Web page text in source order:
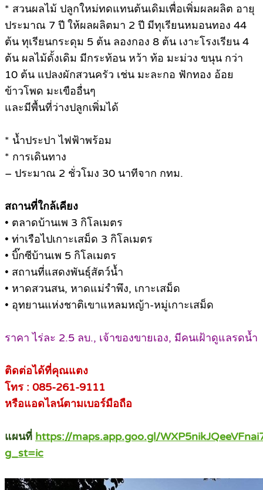
* สวนผลไม้ ปลูกใหม่ทดแทนต้นเดิมเพื่อเพิ่มผลผลิต อายุ
ประมาณ 7 ปี ให้ผลผลิตมา 2 ปี มีทุเรียนหมอนทอง 44
ต้น ทุเรียนกระดุม 5 ต้น ลองกอง 8 ต้น เงาะโรงเรียน 4
ต้น ผลไม้ดั้งเดิม มีกระท้อน หว้า ท้อ มะม่วง ขนุน กว่า
10 ต้น แปลงผักสวนครัว เช่น มะละกอ ฟักทอง อ้อย
ข้าวโพด มะเขืออื่นๆ
และมีพื้นที่ว่างปลูกเพิ่มได้
* น้ำประปา ไฟฟ้าพร้อม
* การเดินทาง
– ประมาณ 2 ชั่วโมง 30 นาทีจาก กทม.
สถานที่ใกล้เคียง
• ตลาดบ้านเพ 3 กิโลเมตร
• ท่าเรือไปเกาะเสม็ด 3 กิโลเมตร
• บิ๊กซีบ้านเพ 5 กิโลเมตร
• สถานที่แสดงพันธุ์สัตว์น้ำ
• หาดสวนสน, หาดแม่รำพึง, เกาะเสม็ด
• อุทยานแห่งชาติเขาแหลมหญ้า-หมู่เกาะเสม็ด
ราคา ไร่ละ 2.5 ลบ., เจ้าของขายเอง, มีคนเฝ้าดูแลรดน้ำ
ติดต่อได้ที่คุณแตง
โทร : 085-261-9111
หรือแอดไลน์ตามเบอร์มือถือ
แผนที่ https://maps.app.goo.gl/
g_st=ic